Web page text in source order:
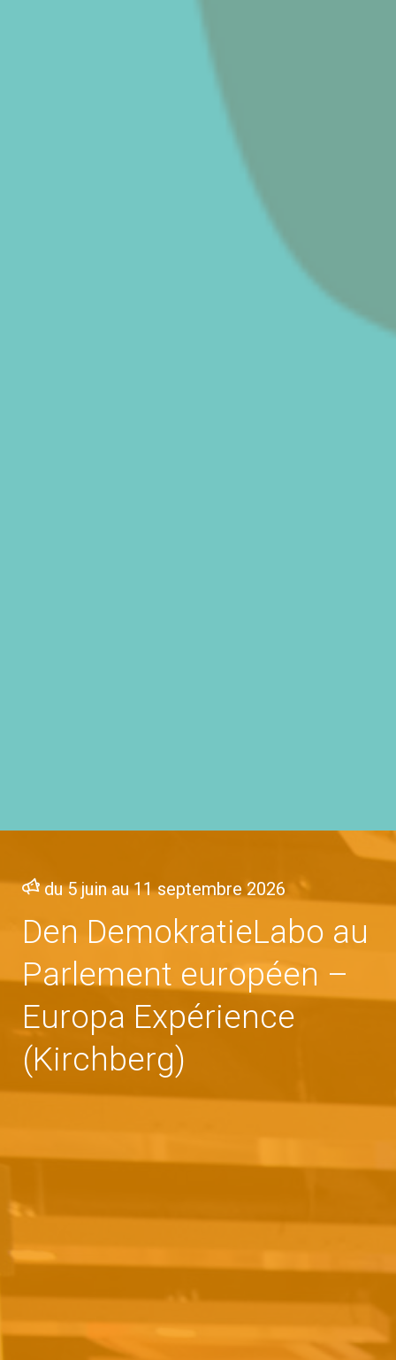
du 5 juin au 11 septembre 2026
Den DemokratieLabo au
Parlement européen –
Europa Expérience
(Kirchberg)